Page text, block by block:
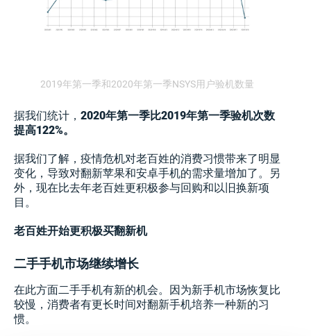
2019年第一季和2020年第一季NSYS用户验机数量
据我们统计， 2020年第一季比2019年第一季验机次数
提高122%。
据我们了解，疫情危机对老百姓的消费习惯带来了明显
变化，导致对翻新苹果和安卓手机的需求量增加了。另
外，现在比去年老百姓更积极参与回购和以旧换新项
目。
老百姓开始更积极买翻新机
二手手机市场继续增长
在此方面二手手机有新的机会。因为新手机市场恢复比
较慢，消费者有更长时间对翻新手机培养一种新的习
惯。